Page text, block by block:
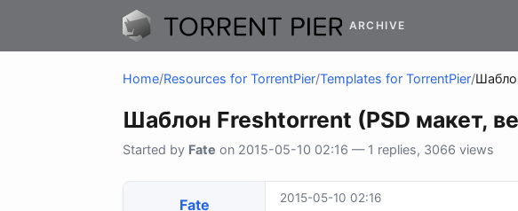
ARCHIVE
Home/Resources for TorrentPier/Templates for TorrentPier/
Шаблон Freshtorrent (PSD макет,
Started by Fate on 2015-05-10 02:16 — 1 replies, 3066 views
Fate 2015-05-10 02:16